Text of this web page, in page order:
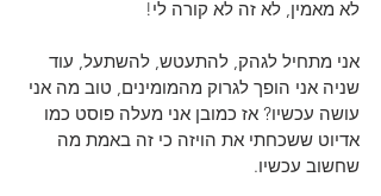
לא מאמין, לא זה לא קורה לי!
אני מתחיל לגהק, להתעטש, להשתעל, עוד
שניה אני הופך לגרוק מהמומינים, טוב מה אני
עושה עכשיו? אז כמובן אני מעלה פוסט כמו
אדיוט ששכחתי את הויזה כי זה באמת מה
שחשוב עכשיו.